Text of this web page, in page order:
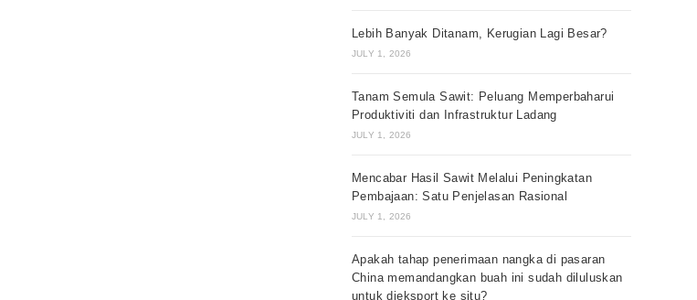
Lebih Banyak Ditanam, Kerugian Lagi Besar?
JULY 1, 2026
Tanam Semula Sawit: Peluang Memperbaharui
Produktiviti dan Infrastruktur Ladang
JULY 1, 2026
Mencabar Hasil Sawit Melalui Peningkatan
Pembajaan: Satu Penjelasan Rasional
JULY 1, 2026
Apakah tahap penerimaan nangka di pasaran
China memandangkan buah ini sudah diluluskan
untuk dieksport ke situ?